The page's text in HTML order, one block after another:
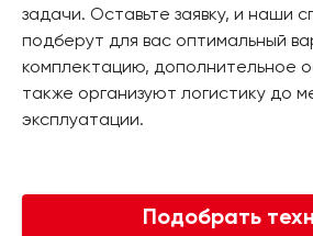
задачи. Оставьте заявку, и наши
подберут для вас оптимальный
комплектацию, дополнительное
также организуют логистику до
эксплуатации.
Подобрать